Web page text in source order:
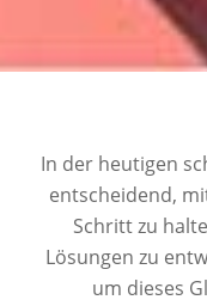
In der heutigen
entscheidend,
Schritt zu
Lösungen zu
um dieses